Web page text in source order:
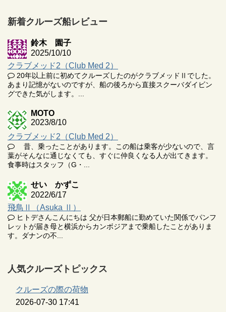
新着クルーズ船レビュー
鈴木 園子
2025/10/10
クラブメッド2（Club Med 2）
20年以上前に初めてクルーズしたのがクラブメッドⅡでした。
あまり記憶がないのですが、船の後ろから直接スクーバダイビン
グできた気がします。...
MOTO
2023/8/10
クラブメッド2（Club Med 2）
昔、乗ったことがあります。この船は乗客が少ないので、言
葉がそんなに通じなくても、すぐに仲良くなる人が出てきます。
食事時はスタッフ（G・...
せい かずこ
2022/6/17
飛鳥Ⅱ（Asuka Ⅱ）
ヒトデさんこんにちは 父が日本郵船に勤めていた関係でパンフ
レットが届き母と横浜からカンボジアまで乗船したことがありま
す。ダナンの不...
人気クルーズトピックス
クルーズの際の荷物
2026-07-30 17:41